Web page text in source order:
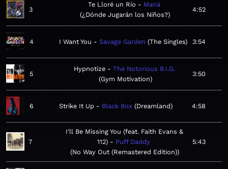
3
Te Lloré un Río
Maná
¿Dónde Jugarán los Niños?
4:52
4 I Want You Savage Garden The Singles 3:54
5
Hypnotize
The Notorious B.I.G.
Gym Motivation
3:50
6 Strike It Up Black Box Dreamland 4:58
7
I'll Be Missing You (feat. Faith Evans &
112)
Puff Daddy
No Way Out (Remastered Edition)
5:43